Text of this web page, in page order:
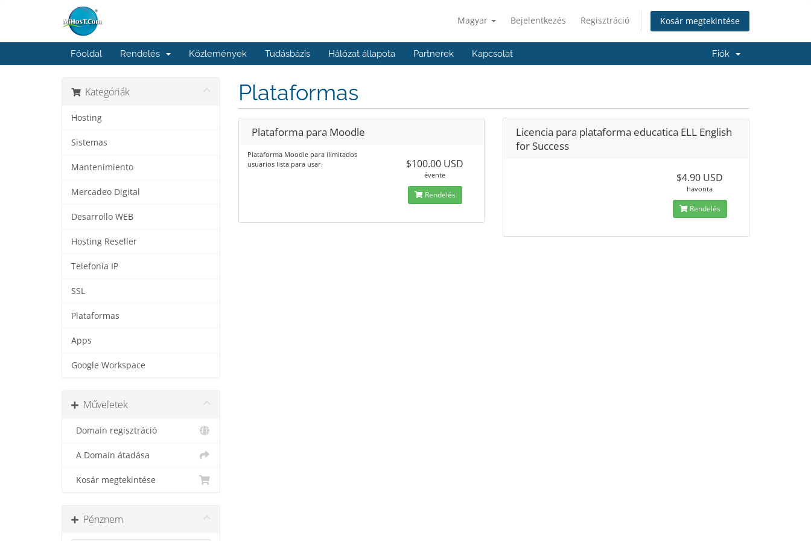
Magyar Bejelentkezés Regisztráció Kosár megtekintése
Főoldal Rendelés Közlemények Tudásbázis Hálózat állapota Partnerek Kapcsolat Fiók
Kategóriák
Hosting
Sistemas
Mantenimiento
Mercadeo Digital
Desarrollo WEB
Hosting Reseller
Telefonía IP
SSL
Plataformas
Apps
Google Workspace
Műveletek
Domain regisztráció
A Domain átadása
Kosár megtekintése
Pénznem
Plataformas
Plataforma para Moodle
Plataforma Moodle para ilimitados
usuarios lista para usar.
$100.00 USD
évente
Rendelés
Licencia para plataforma educatica ELL English
for Success
$4.90 USD
havonta
Rendelés